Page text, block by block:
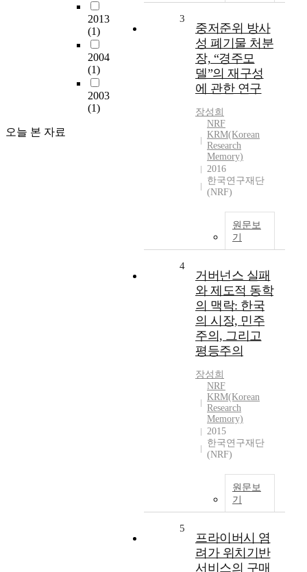
2013
(1)
2004
(1)
2003
(1)
오늘 본 자료
3
중저준위 방사
성 폐기물 처분
장, “경주모
델”의 재구성
에 관한 연구
장성희
NRF
KRM(Korean
Research
Memory)
2016
한국연구재단
(NRF)
원문보
기
4
거버넌스 실패
와 제도적 동학
의 맥락: 한국
의 시장, 민주
주의, 그리고
평등주의
장성희
NRF
KRM(Korean
Research
Memory)
2015
한국연구재단
(NRF)
원문보
기
5
프라이버시 염
려가 위치기반
서비스의 구매